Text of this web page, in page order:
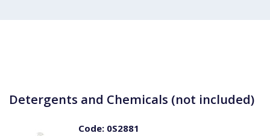
Detergents and Chemicals (not included)
Code:0S2881